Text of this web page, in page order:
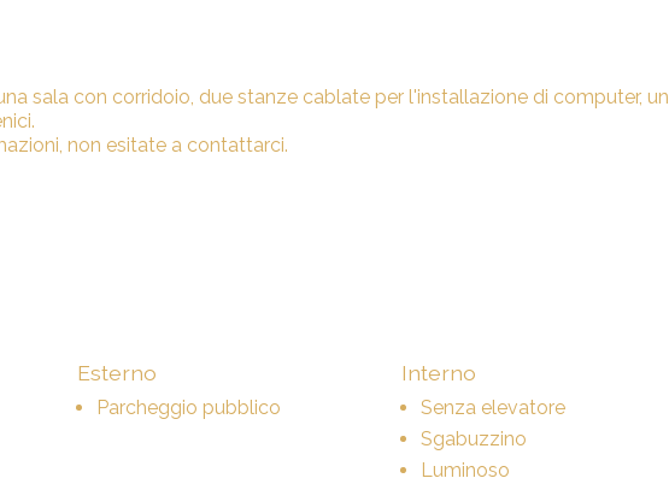
sala con corridoio, due stanze cablate per l'installazione di computer, un
non esitate a contattarci.
Esterno
Parcheggio pubblico
Interno
Senza elevatore
Sgabuzzino
Luminoso